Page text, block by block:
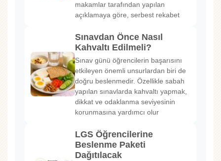
makamlar tarafından yapılan
açıklamaya göre, serbest rekabet
Sınavdan Önce Nasıl
Kahvaltı Edilmeli?
Sınav günü öğrencilerin başarısını
etkileyen önemli unsurlardan biri de
doğru beslenmedir. Özellikle sabah
yapılan sınavlarda kahvaltı yapmak,
dikkat ve odaklanma seviyesinin
korunmasına yardımcı olur
LGS Öğrencilerine
Beslenme Paketi
Dağıtılacak